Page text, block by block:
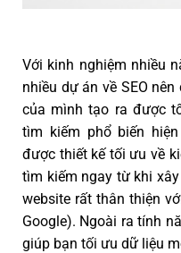
Với kinh nghiệm nhiều
nhiều dự án về SEO
của mình tạo ra được
tìm kiếm phổ biến
được thiết kế tối ưu về
tìm kiếm ngay từ khi
website rất thân thiện
Google). Ngoài ra tính
giúp bạn tối ưu dữ liệu